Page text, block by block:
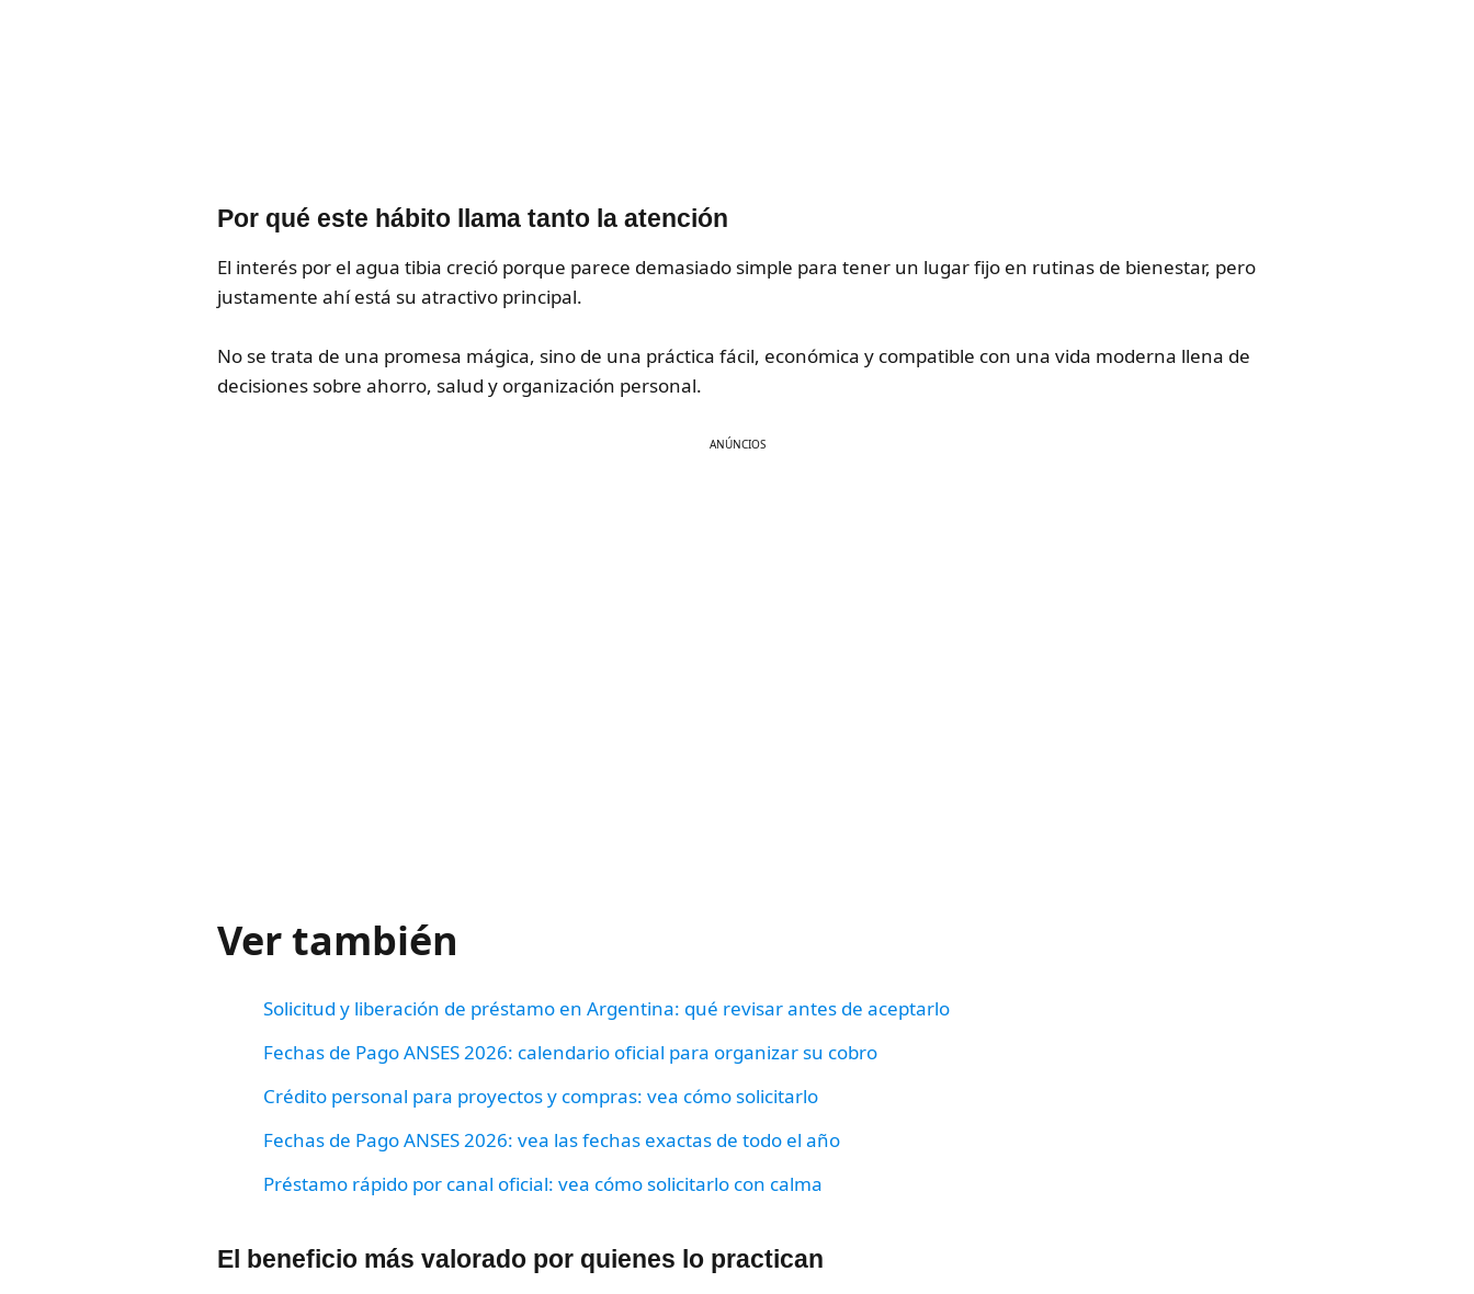
Por qué este hábito llama tanto la atención
El interés por el agua tibia creció porque parece demasiado simple para tener un lugar fijo en rutinas de bienestar, pero
justamente ahí está su atractivo principal.
No se trata de una promesa mágica, sino de una práctica fácil, económica y compatible con una vida moderna llena de
decisiones sobre ahorro, salud y organización personal.
ANÚNCIOS
Ver también
Solicitud y liberación de préstamo en Argentina: qué revisar antes de aceptarlo
Fechas de Pago ANSES 2026: calendario oficial para organizar su cobro
Crédito personal para proyectos y compras: vea cómo solicitarlo
Fechas de Pago ANSES 2026: vea las fechas exactas de todo el año
Préstamo rápido por canal oficial: vea cómo solicitarlo con calma
El beneficio más valorado por quienes lo practican